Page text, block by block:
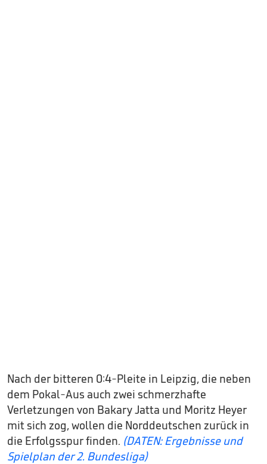
Nach der bitteren 0:4-Pleite in Leipzig, die neben
dem Pokal-Aus auch zwei schmerzhafte
Verletzungen von Bakary Jatta und Moritz Heyer
mit sich zog, wollen die Norddeutschen zurück in
die Erfolgsspur finden. (DATEN: Ergebnisse und
Spielplan der 2. Bundesliga)